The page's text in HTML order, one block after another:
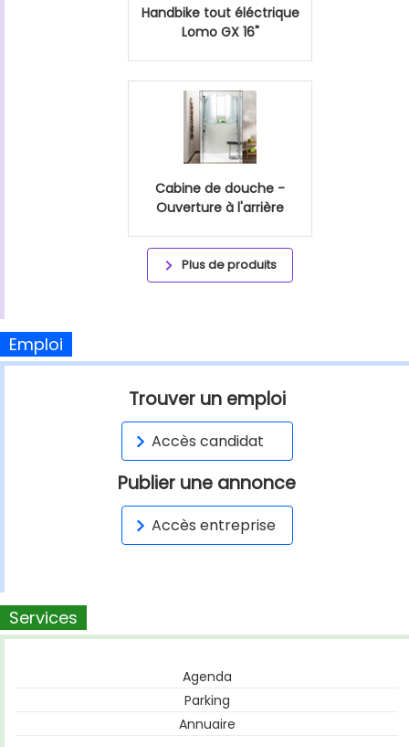
Handbike tout éléctrique
Lomo GX 16"
Cabine de douche -
Ouverture à l'arrière
Plus de produits
Emploi
Trouver un emploi
Accès candidat
Publier une annonce
Accès entreprise
Services
Agenda
Parking
Annuaire